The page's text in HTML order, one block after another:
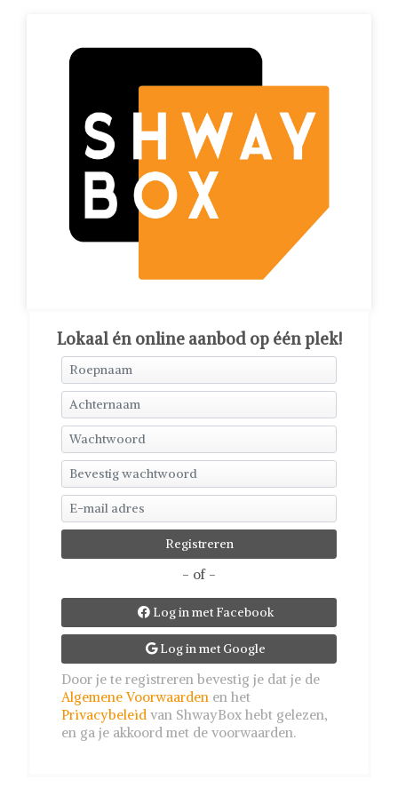
Lokaal én online aanbod op één plek!
- of -
Log in met Facebook
Log in met Google
Door je te registreren bevestig je dat je de
Algemene Voorwaarden en het
Privacybeleid van ShwayBox hebt gelezen,
en ga je akkoord met de voorwaarden.